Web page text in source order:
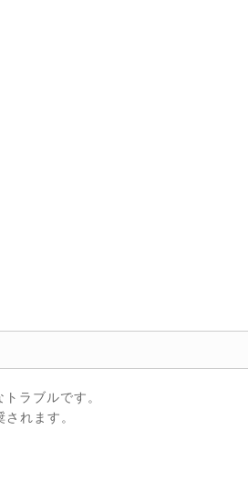
ラブルです。
れます。